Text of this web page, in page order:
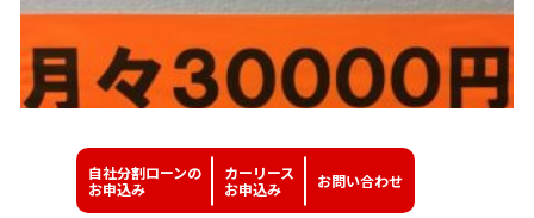
自社分割ローンの
お申込み
カーリース
お申込み
お問い合わせ